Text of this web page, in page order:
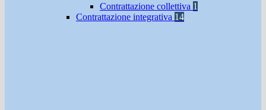
Contrattazione collettiva 1
Contrattazione integrativa 14